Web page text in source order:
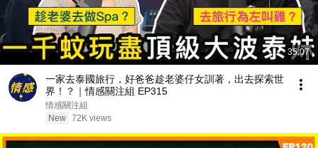
35:07
一家去泰國旅行，好爸爸趁老婆仔女訓著，出去探索世
界！？｜情感關注組 EP315
情感關注組
New 72K views